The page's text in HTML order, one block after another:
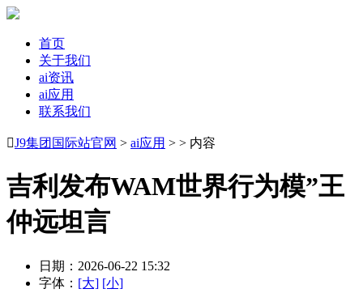
首页
关于我们
ai资讯
ai应用
联系我们
J9集团国际站官网 > ai应用 > > 内容
吉利发布WAM世界行为模”王
仲远坦言
日期：2026-06-22 15:32
字体： [大] [小]